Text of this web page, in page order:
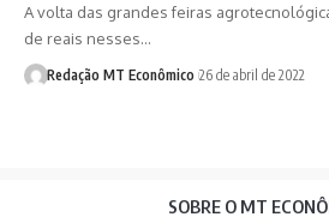
A volta das grandes feiras
de reais nesses…
Redação MT Econômico 26 de abril de 2022
SOBRE O MT